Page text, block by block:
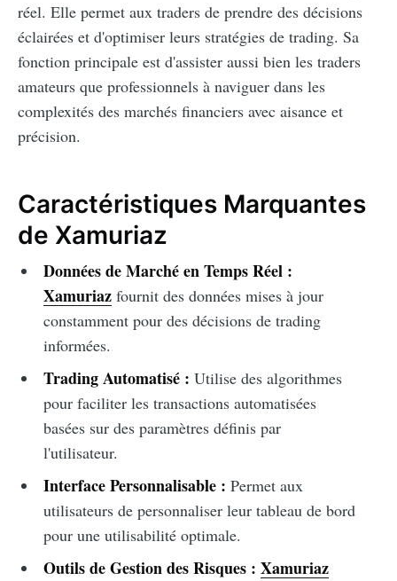
réel. Elle permet aux traders de prendre des décisions
éclairées et d'optimiser leurs stratégies de trading. Sa
fonction principale est d'assister aussi bien les traders
amateurs que professionnels à naviguer dans les
complexités des marchés financiers avec aisance et
précision.
Caractéristiques Marquantes
de Xamuriaz
Données de Marché en Temps Réel :
Xamuriazfournit des données mises à jour
constamment pour des décisions de trading
informées.
Trading Automatisé : Utilise des algorithmes
pour faciliter les transactions automatisées
basées sur des paramètres définis par
l'utilisateur.
Interface Personnalisable : Permet aux
utilisateurs de personnaliser leur tableau de bord
pour une utilisabilité optimale.
Outils de Gestion des Risques : Xamuriaz